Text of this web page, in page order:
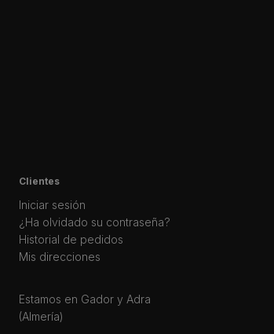
Clientes
Iniciar sesión
¿Ha olvidado su contraseña?
Historial de pedidos
Mis direcciones
Estamos en Gador y Adra
(Almería)